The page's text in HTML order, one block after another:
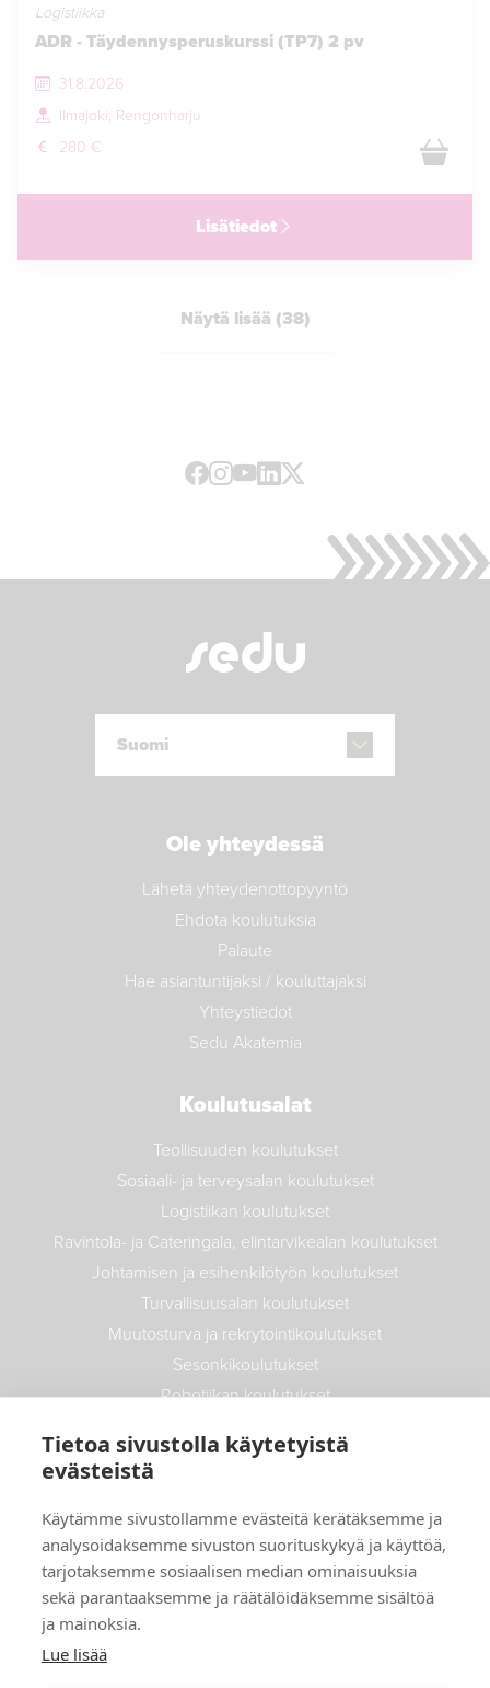
Logistiikka
ADR - Täydennysperuskurssi (TP7) 2 pv
31.8.2026
Ilmajoki, Rengonharju
280 €
Lisätiedot
Näytä lisää (38)
Facebook
Instagram
Youtube
LinkedIn
Koulutusalat
Teollisuuden koulutukset
Sosiaali- ja terveysalan koulutukset
Logistiikan koulutukset
Ravintola- ja Cateringala, elintarvikealan koulutukset
Johtamisen ja esihenkilötyön koulutukset
Turvallisuusalan koulutukset
Muutosturva ja rekrytointikoulutukset
Sesonkikoulutukset
Robotiikan koulutukset
Autoalan koulutukset
Info
Uutiset
Yritys- ja opiskelijatarinat
Ole yhteydessä
Lähetä yhteydenottopyyntö
Ehdota koulutuksia
Palaute
Hae asiantuntijaksi / kouluttajaksi
Yhteystiedot
Sedu Akatemia
Suomi
Tietoa sivustolla käytetyistä
evästeistä
Käytämme sivustollamme evästeitä kerätäksemme ja
analysoidaksemme sivuston suorituskykyä ja käyttöä,
tarjotaksemme sosiaalisen median ominaisuuksia
sekä parantaaksemme ja räätälöidäksemme sisältöä
ja mainoksia.
Lue lisää